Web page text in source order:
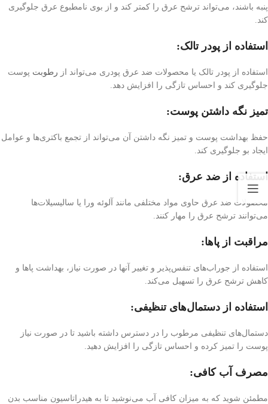
پنبه باشند، می‌تواند ترشح عرق را کمتر کند و از بوی نامطبوع عرق جلوگیری
کند.
استفاده از پودر تالک:
استفاده از پودر تالک یا محصولات ضد عرق پودری می‌تواند از رطوبت پوست
جلوگیری کند و احساس تازگی را افزایش دهد.
تمیز نگه داشتن پوست:
حفظ بهداشت پوست و تمیز نگه داشتن آن می‌تواند از تجمع باکتری‌ها و عوامل
ایجاد بو جلوگیری کند.
استفاده از ضد عرق:
محصولات ضد عرق حاوی مواد مختلفی مانند آلوئه ورا یا سالیسیلات‌ها
می‌توانند ترشح عرق را مهار کنند.
مراقبت از پاها:
استفاده از جوراب‌های تنفس‌پذیر و تغییر آنها در صورت نیاز، بهداشت پاها و
کاهش ترشح عرق را تسهیل می‌کند.
استفاده از دستمال‌های تنظیفی:
دستمال‌های تنظیفی مرطوب را در دسترس داشته باشید تا در صورت نیاز
پوست را تمیز کرده و احساس تازگی را افزایش دهید.
مصرف آب کافی:
مطمئن شوید که به میزان کافی آب می‌نوشید تا به هیدراتاسیون مناسب بدن